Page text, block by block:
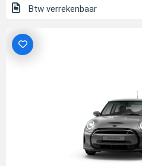
Btw verrekenbaar